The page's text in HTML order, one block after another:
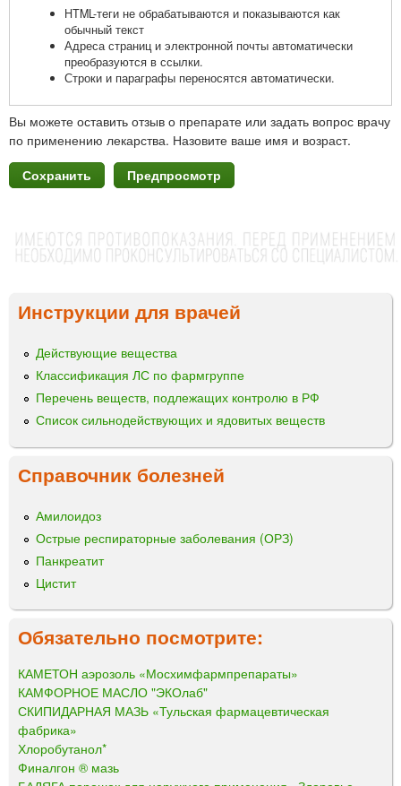
HTML-теги не обрабатываются и показываются как
обычный текст
Адреса страниц и электронной почты автоматически
преобразуются в ссылки.
Строки и параграфы переносятся автоматически.
Вы можете оставить отзыв о препарате или задать вопрос врачу
по применению лекарства. Назовите ваше имя и возраст.
Инструкции для врачей
Действующие вещества
Классификация ЛС по фармгруппе
Перечень веществ, подлежащих контролю в РФ
Список сильнодействующих и ядовитых веществ
Справочник болезней
Амилоидоз
Острые респираторные заболевания (ОРЗ)
Панкреатит
Цистит
Обязательно посмотрите:
КАМЕТОН аэрозоль «Мосхимфармпрепараты»
КАМФОРНОЕ МАСЛО "ЭКОлаб"
СКИПИДАРНАЯ МАЗЬ «Тульская фармацевтическая
фабрика»
Хлоробутанол*
Финалгон ® мазь